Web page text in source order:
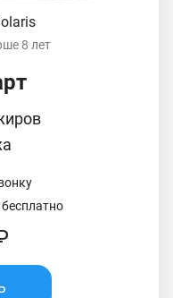
8 лет